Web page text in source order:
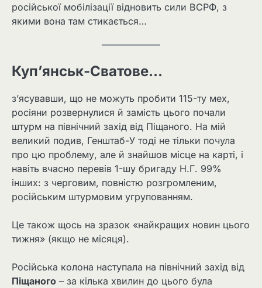
російської мобілізації відновить сили ВСРФ, з
якими вона там стикається…
Куп’янськ-Сватове…
з’ясувавши, що не можуть пробити 115-ту мех,
росіяни розвернулися й замість цього почали
штурм на північний захід від Піщаного. На мій
великий подив, Генштаб-У тоді не тільки почула
про цю проблему, але й знайшов місце на карті, і
навіть вчасно перевів 1-шу бригаду Н.Г. 99%
інших: з черговим, повністю розгромленим,
російським штурмовим угрупованням.
Це також щось на зразок «найкращих новин цього
тижня» (якщо не місяця).
Російська колона наступала на північний захід від
Піщаного – за кілька хвилин до цього була